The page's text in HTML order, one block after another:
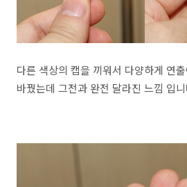
다른 색상의 캡을 끼워서 다양하게 연
바꿨는데 그전과 완전 달라진 느낌 입